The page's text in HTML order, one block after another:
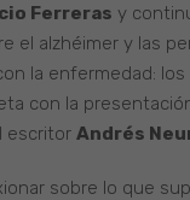
Ferreras y
el alzhéimer y las
la enfermedad: los
con la
escritor Andrés
sobre lo que